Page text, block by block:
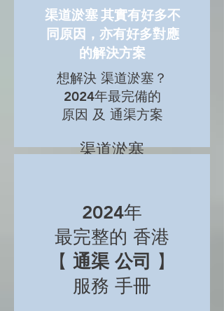
渠道淤塞 其實有好多不
同原因，亦有好多對應
的解決方案
想解決 渠道淤塞？
2024年最完備的
原因 及 通渠方案
渠道淤塞
2024年
最完整的 香港
【 通渠 公司 】
服務 手冊